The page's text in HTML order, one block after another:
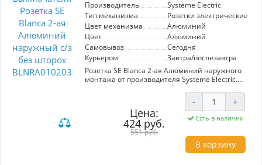
Производитель
Systeme Electric
Тип механизма
Розетки электрические
Цвет механизма
Алюминий
Цвет
Алюминий
Самовывоз
Сегодня
Курьером
Завтра/послезавтра
Розетка SE Blanca 2-ая Алюминий наружного
монтажа от производителя Systeme Electric.
надежное подключение электрических
устройств с защитой от короткого замыкания.
Эстетичный алюминиевый цвет гармонично
вписывается в любой интерьер. Подходит для
использования в жилых и коммерческих
Цена:
424 руб.
551 руб.
- +
Есть в наличии
В корзину